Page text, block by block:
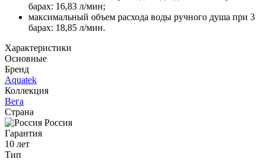
барах: 16,83 л/мин;
максимальный объем расхода воды ручного душа при 3
барах: 18,85 л/мин.
Характеристики
Основные
Бренд
Aquatek
Коллекция
Вега
Страна
Россия
Гарантия
10 лет
Тип